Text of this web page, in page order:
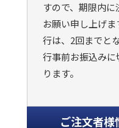
すので、期限内
お願い申し上げ
行は、2回までと
行事前お振込み
ります。
ご注文者様